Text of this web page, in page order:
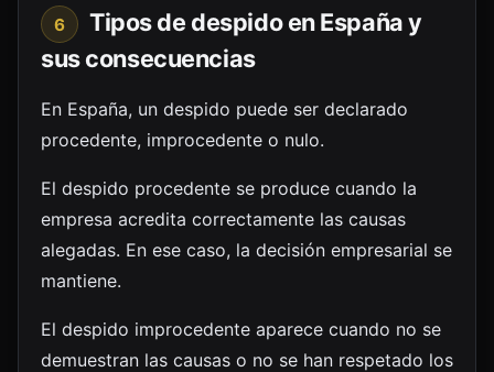
6
Tipos de despido en España y
sus consecuencias
En España, un despido puede ser declarado
procedente, improcedente o nulo.
El despido procedente se produce cuando la
empresa acredita correctamente las causas
alegadas. En ese caso, la decisión empresarial se
mantiene.
El despido improcedente aparece cuando no se
demuestran las causas o no se han respetado los